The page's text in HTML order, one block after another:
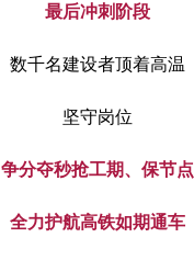
最后冲刺阶段
数千名建设者顶着高温
坚守岗位
争分夺秒抢工期、保节点
全力护航高铁如期通车